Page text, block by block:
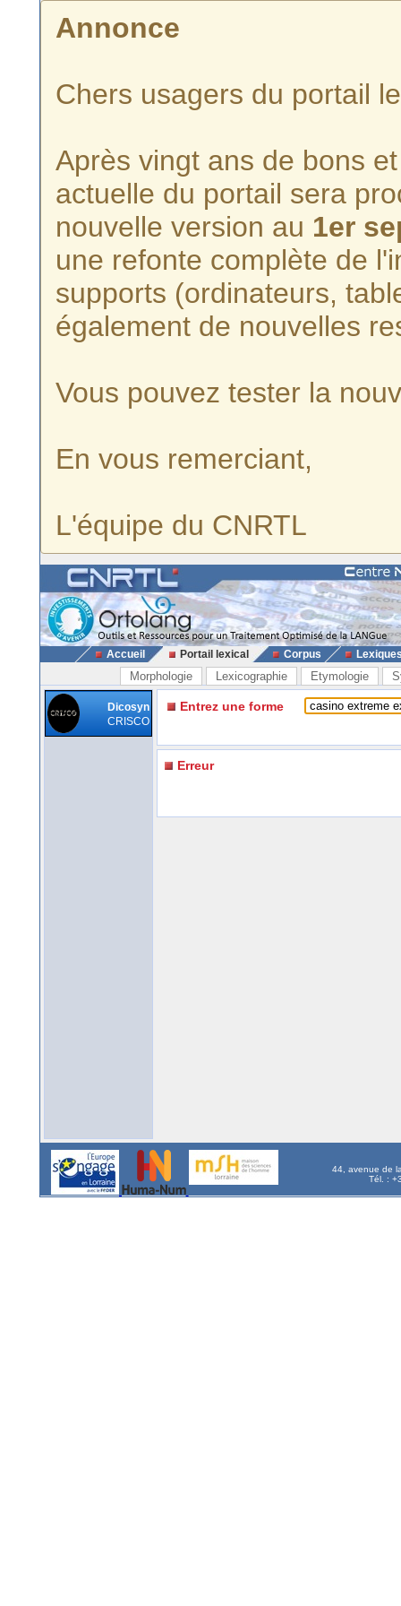
Annonce
Chers usagers du portail
Après vingt ans de bons
actuelle du portail sera
nouvelle version au 1er
une refonte complète de
supports (ordinateurs,
également de nouvelles
Vous pouvez tester la
En vous remerciant,
L'équipe du CNRTL
Accueil Portail lexical Corpus
Morphologie Lexicographie Etymologie
Dicosyn
CRISCO
Entrez une forme
Erreur
44, avenue de
Tél. :